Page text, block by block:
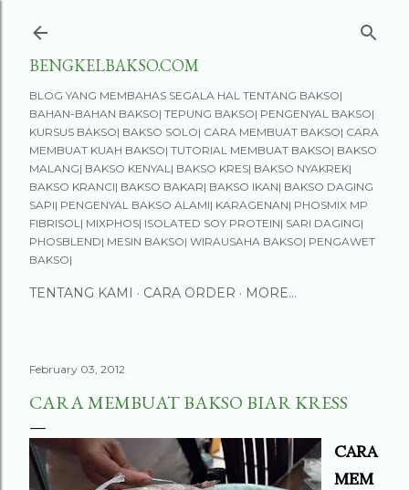
BENGKELBAKSO.COM
BLOG YANG MEMBAHAS SEGALA HAL TENTANG BAKSO|
BAHAN-BAHAN BAKSO| TEPUNG BAKSO| PENGENYAL BAKSO|
KURSUS BAKSO| BAKSO SOLO| CARA MEMBUAT BAKSO| CARA
MEMBUAT KUAH BAKSO| TUTORIAL MEMBUAT BAKSO| BAKSO
MALANG| BAKSO KENYAL| BAKSO KRES| BAKSO NYAKREK|
BAKSO KRANCI| BAKSO BAKAR| BAKSO IKAN| BAKSO DAGING
SAPI| PENGENYAL BAKSO ALAMI| KARAGENAN| PHOSMIX MP
FIBRISOL| MIXPHOS| ISOLATED SOY PROTEIN| SARI DAGING|
PHOSBLEND| MESIN BAKSO| WIRAUSAHA BAKSO| PENGAWET
BAKSO|
TENTANG KAMI CARA ORDER MORE…
February 03, 2012
CARA MEMBUAT BAKSO BIAR KRESS
CARA
MEM